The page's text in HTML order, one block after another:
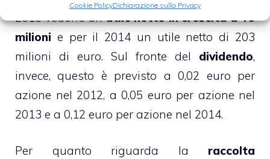
Cookie PolicyDichiarazione sulla Privacy
2013 vedono unutile netto in crescita a 46
milioni e per il 2014 un utile netto di 203
milioni di euro. Sul fronte del dividendo,
invece, questo è previsto a 0,02 euro per
azione nel 2012, a 0,05 euro per azione nel
2013 e a 0,12 euro per azione nel 2014.
Per quanto riguarda la raccolta